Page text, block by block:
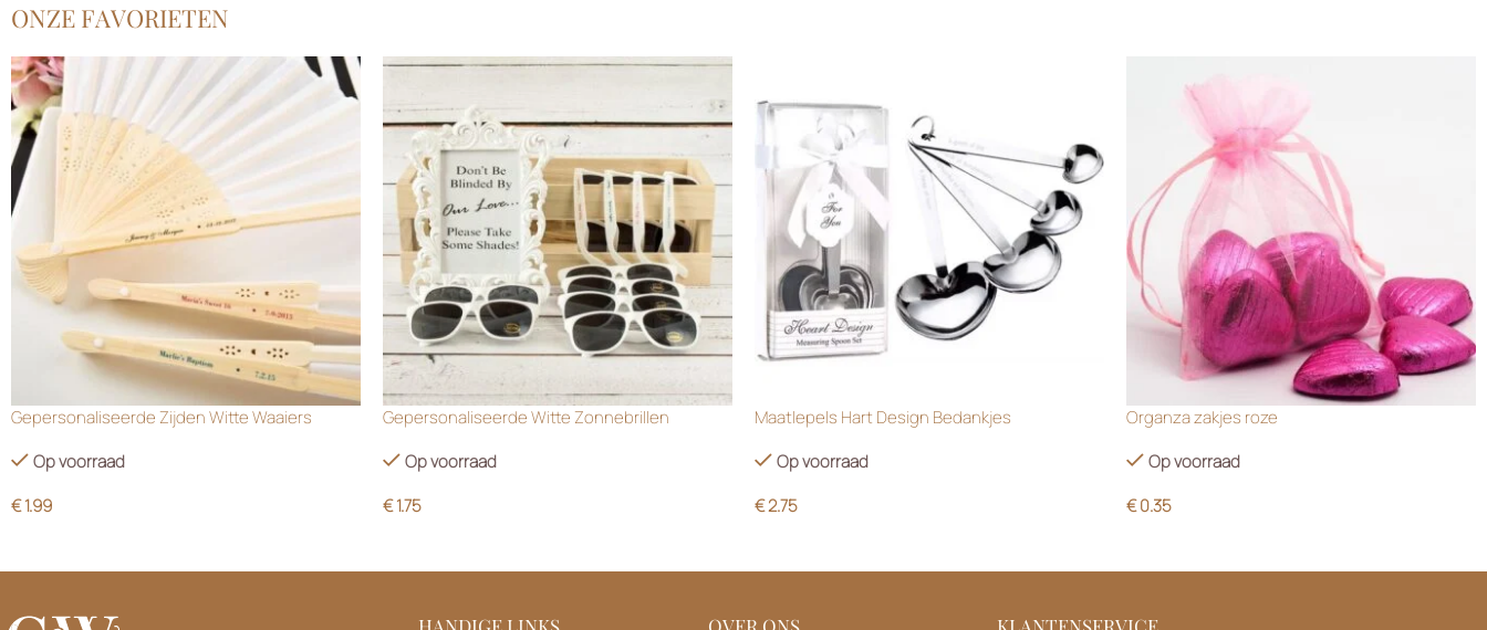
ONZE FAVORIETEN
Gepersonaliseerde Zijden Witte Waaiers
Op voorraad
€1.99
Gepersonaliseerde Witte Zonnebrillen
Op voorraad
€1.75
Maatlepels Hart Design Bedankjes
Op voorraad
€2.75
Organza zakjes roze
Op voorraad
€0.35